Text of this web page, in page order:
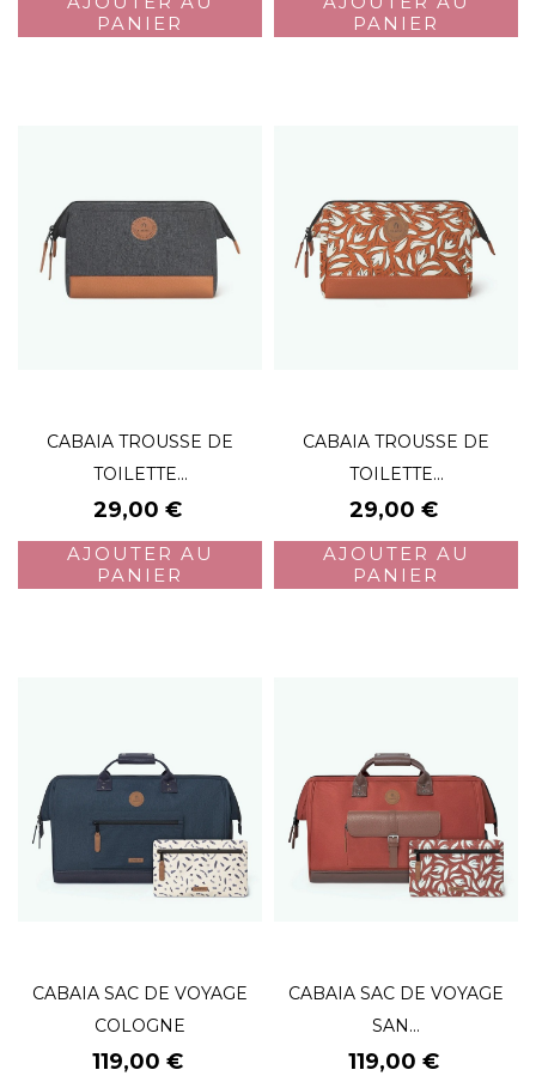
PANIER
PANIER
CABAIA TROUSSE DE
TOILETTE...
Prix
29,00 €
AJOUTER AU
PANIER
CABAIA TROUSSE DE
TOILETTE...
Prix
29,00 €
AJOUTER AU
PANIER
CABAIA SAC DE VOYAGE
COLOGNE
Prix
119,00 €
CABAIA SAC DE VOYAGE
SAN...
Prix
119,00 €